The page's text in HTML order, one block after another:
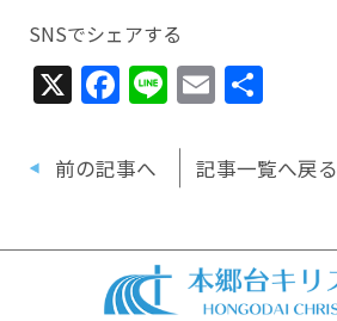
SNSでシェアする
X Facebook
LineEmail
共
前の記事へ 記事一覧へ戻る